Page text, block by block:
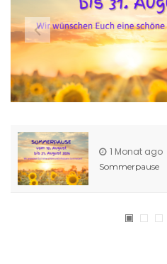
1 Monat ago
Sommerpause